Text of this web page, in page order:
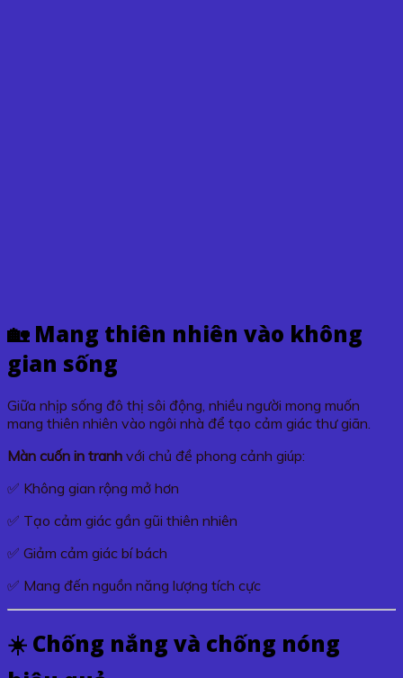
🏡 Mang thiên nhiên vào không
gian sống
Giữa nhịp sống đô thị sôi động, nhiều người mong muốn
mang thiên nhiên vào ngôi nhà để tạo cảm giác thư giãn.
Màn cuốn in tranh với chủ đề phong cảnh giúp:
✅ Không gian rộng mở hơn
✅ Tạo cảm giác gần gũi thiên nhiên
✅ Giảm cảm giác bí bách
✅ Mang đến nguồn năng lượng tích cực
☀️ Chống nắng và chống nóng